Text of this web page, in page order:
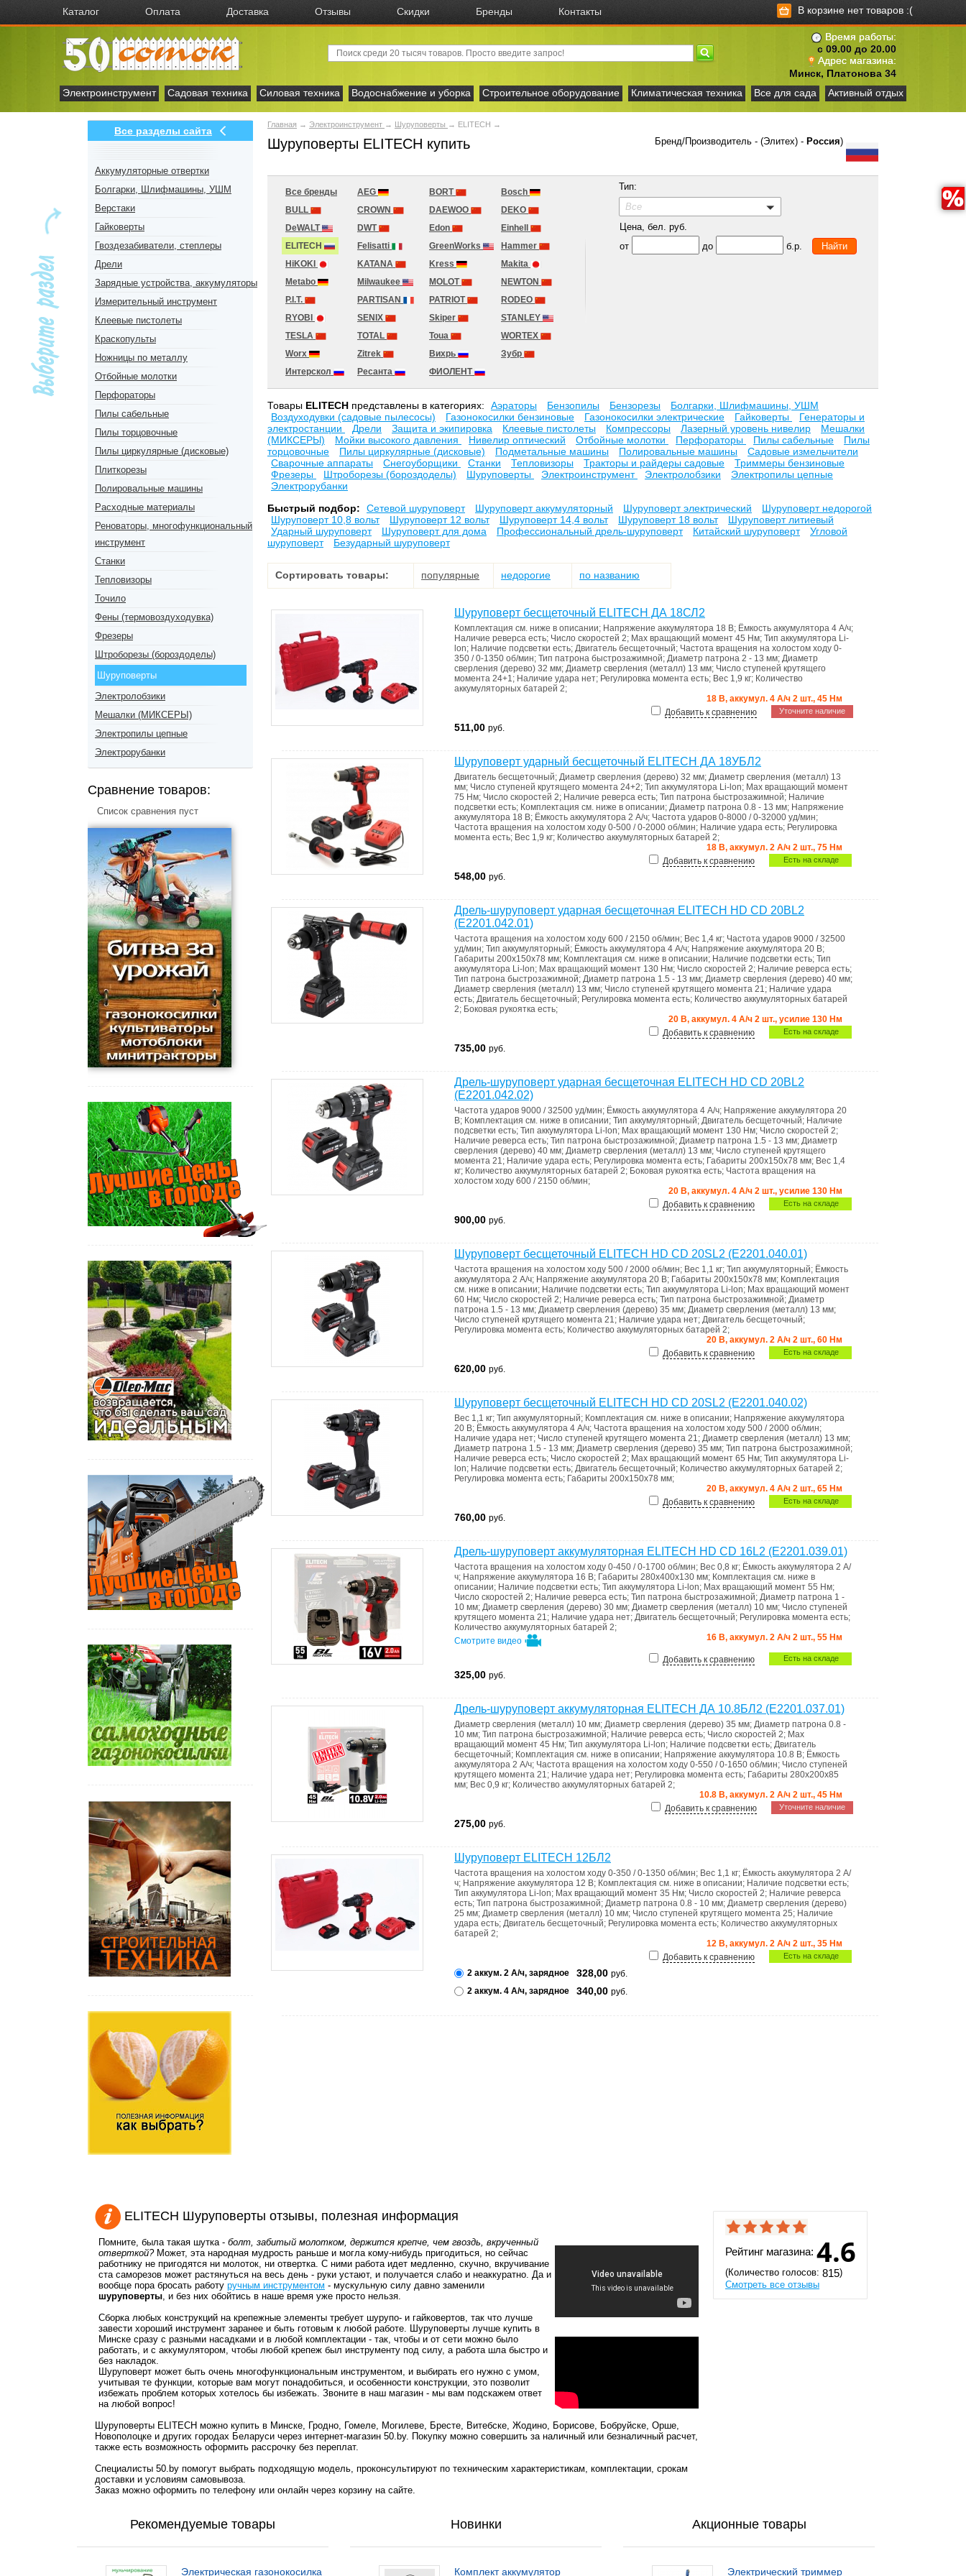
Каталог Оплата Доставка Отзывы Скидки Бренды Контакты В корзине нет товаров :(
Время работы:
с 09.00 до 20.00
Адрес магазина:
Минск, Платонова 34
Электроинструмент
Садовая техника Силовая техника Водоснабжение и уборка Строительное оборудование Климатическая техника Все для сада Активный отдых
Все разделы сайта
Аккумуляторные отвертки
Болгарки, Шлифмашины, УШМ
Верстаки
Гайковерты
Гвоздезабиватели, степлеры
Дрели
Зарядные устройства, аккумуляторы
Измерительный инструмент
Клеевые пистолеты
Краскопульты
Ножницы по металлу
Отбойные молотки
Перфораторы
Пилы сабельные
Пилы торцовочные
Пилы циркулярные (дисковые)
Плиткорезы
Полировальные машины
Расходные материалы
Реноваторы, многофункциональный
инструмент
Станки
Тепловизоры
Точило
Фены (термовоздуходувка)
Фрезеры
Штроборезы (бороздоделы)
Шуруповерты
Электролобзики
Мешалки (МИКСЕРЫ)
Электропилы цепные
Электрорубанки
Сравнение товаров:
Список сравнения пуст
Главная → Электроинструмент → Шуруповерты → ELITECH →
Шуруповерты ELITECH купить Бренд/Производитель - (Элитех) - Россия)
Все бренды AEG BORT
Bosch
BULL
CROWN DAEWOO
DEKO
DeWALT
DWT Edon
Einhell
ELITECH
Felisatti GreenWorks
Hammer
HiKOKI
KATANA Kress
Makita
Metabo
Milwaukee MOLOT
NEWTON
P.I.T.
PARTISAN PATRIOT
RODEO
RYOBI
SENIX Skiper
STANLEY
TESLA
TOTAL Toua
WORTEX
Worx
Zitrek Вихрь
Зубр
Интерскол
Ресанта ФИОЛЕНТ
Тип:
Все
Цена, бел. руб.
от
до б.р.
Товары ELITECH представлены в категориях: Аэраторы Бензопилы Бензорезы
Болгарки, Шлифмашины, УШМ
Воздуходувки (садовые пылесосы)
Газонокосилки бензиновые Газонокосилки электрические Гайковерты
Генераторы и
электростанции
Дрели Защита и экипировка Клеевые пистолеты Компрессоры Лазерный уровень нивелир
Мешалки
(МИКСЕРЫ)
Мойки высокого давления Нивелир оптический Отбойные молотки Перфораторы Пилы сабельные
Пилы
торцовочные
Пилы циркулярные (дисковые) Подметальные машины Полировальные машины
Садовые измельчители
Сварочные аппараты
Снегоуборщики Станки Тепловизоры Тракторы и райдеры садовые
Триммеры бензиновые
Фрезеры
Штроборезы (бороздоделы) Шуруповерты Электроинструмент Электролобзики
Электропилы цепные
Электрорубанки
Быстрый подбор:
Сетевой шуруповерт Шуруповерт аккумуляторный Шуруповерт электрический
Шуруповерт недорогой
Шуруповерт 10,8 вольт
Шуруповерт 12 вольт Шуруповерт 14,4 вольт Шуруповерт 18 вольт
Шуруповерт литиевый
Ударный шуруповерт
Шуруповерт для дома Профессиональный дрель-шуруповерт Китайский шуруповерт
Угловой
шуруповерт
Безударный шуруповерт
Сортировать товары: популярные недорогие по названию
Шуруповерт бесщеточный ELITECH ДА 18СЛ2
Комплектация см. ниже в описании; Напряжение аккумулятора 18 В; Ёмкость аккумулятора 4 А/ч;
Наличие реверса есть; Число скоростей 2; Max вращающий момент 45 Нм; Тип аккумулятора Li-
lon; Наличие подсветки есть; Двигатель бесщеточный; Частота вращения на холостом ходу 0-
350 / 0-1350 об/мин; Тип патрона быстрозажимной; Диаметр патрона 2 - 13 мм; Диаметр
сверления (дерево) 32 мм; Диаметр сверления (металл) 13 мм; Число ступеней крутящего
момента 24+1; Наличие удара нет; Регулировка момента есть; Вес 1,9 кг; Количество
аккумуляторных батарей 2;
18 В, аккумул. 4 А/ч 2 шт., 45 Нм
Уточните наличие
Добавить к сравнению
511,00 руб.
Шуруповерт ударный бесщеточный ELITECH ДА 18УБЛ2
Двигатель бесщеточный; Диаметр сверления (дерево) 32 мм; Диаметр сверления (металл) 13
мм; Число ступеней крутящего момента 24+2; Тип аккумулятора Li-lon; Max вращающий момент
75 Нм; Число скоростей 2; Наличие реверса есть; Тип патрона быстрозажимной; Наличие
подсветки есть; Комплектация см. ниже в описании; Диаметр патрона 0.8 - 13 мм; Напряжение
аккумулятора 18 В; Ёмкость аккумулятора 2 А/ч; Частота ударов 0-8000 / 0-32000 уд/мин;
Частота вращения на холостом ходу 0-500 / 0-2000 об/мин; Наличие удара есть; Регулировка
момента есть; Вес 1,9 кг; Количество аккумуляторных батарей 2;
18 В, аккумул. 2 А/ч 2 шт., 75 Нм
Есть на складе
Добавить к сравнению
548,00 руб.
Дрель-шуруповерт ударная бесщеточная ELITECH HD CD 20BL2
(E2201.042.01)
Частота вращения на холостом ходу 600 / 2150 об/мин; Вес 1,4 кг; Частота ударов 9000 / 32500
уд/мин; Тип аккумуляторный; Ёмкость аккумулятора 4 А/ч; Напряжение аккумулятора 20 В;
Габариты 200х150х78 мм; Комплектация см. ниже в описании; Наличие подсветки есть; Тип
аккумулятора Li-lon; Max вращающий момент 130 Нм; Число скоростей 2; Наличие реверса есть;
Тип патрона быстрозажимной; Диаметр патрона 1.5 - 13 мм; Диаметр сверления (дерево) 40 мм;
Диаметр сверления (металл) 13 мм; Число ступеней крутящего момента 21; Наличие удара
есть; Двигатель бесщеточный; Регулировка момента есть; Количество аккумуляторных батарей
2; Боковая рукоятка есть;
20 В, аккумул. 4 А/ч 2 шт., усилие 130 Нм
Есть на складе
Добавить к сравнению
735,00 руб.
Дрель-шуруповерт ударная бесщеточная ELITECH HD CD 20BL2
(E2201.042.02)
Частота ударов 9000 / 32500 уд/мин; Ёмкость аккумулятора 4 А/ч; Напряжение аккумулятора 20
В; Комплектация см. ниже в описании; Тип аккумуляторный; Двигатель бесщеточный; Наличие
подсветки есть; Тип аккумулятора Li-lon; Max вращающий момент 130 Нм; Число скоростей 2;
Наличие реверса есть; Тип патрона быстрозажимной; Диаметр патрона 1.5 - 13 мм; Диаметр
сверления (дерево) 40 мм; Диаметр сверления (металл) 13 мм; Число ступеней крутящего
момента 21; Наличие удара есть; Регулировка момента есть; Габариты 200х150х78 мм; Вес 1,4
кг; Количество аккумуляторных батарей 2; Боковая рукоятка есть; Частота вращения на
холостом ходу 600 / 2150 об/мин;
20 В, аккумул. 4 А/ч 2 шт., усилие 130 Нм
Есть на складе
Добавить к сравнению
900,00 руб.
Шуруповерт бесщеточный ELITECH HD CD 20SL2 (E2201.040.01)
Частота вращения на холостом ходу 500 / 2000 об/мин; Вес 1,1 кг; Тип аккумуляторный; Ёмкость
аккумулятора 2 А/ч; Напряжение аккумулятора 20 В; Габариты 200х150х78 мм; Комплектация
см. ниже в описании; Наличие подсветки есть; Тип аккумулятора Li-lon; Max вращающий момент
60 Нм; Число скоростей 2; Наличие реверса есть; Тип патрона быстрозажимной; Диаметр
патрона 1.5 - 13 мм; Диаметр сверления (дерево) 35 мм; Диаметр сверления (металл) 13 мм;
Число ступеней крутящего момента 21; Наличие удара нет; Двигатель бесщеточный;
Регулировка момента есть; Количество аккумуляторных батарей 2;
20 В, аккумул. 2 А/ч 2 шт., 60 Нм
Есть на складе
Добавить к сравнению
620,00 руб.
Шуруповерт бесщеточный ELITECH HD CD 20SL2 (E2201.040.02)
Вес 1,1 кг; Тип аккумуляторный; Комплектация см. ниже в описании; Напряжение аккумулятора
20 В; Ёмкость аккумулятора 4 А/ч; Частота вращения на холостом ходу 500 / 2000 об/мин;
Наличие удара нет; Число ступеней крутящего момента 21; Диаметр сверления (металл) 13 мм;
Диаметр патрона 1.5 - 13 мм; Диаметр сверления (дерево) 35 мм; Тип патрона быстрозажимной;
Наличие реверса есть; Число скоростей 2; Max вращающий момент 65 Нм; Тип аккумулятора Li-
lon; Наличие подсветки есть; Двигатель бесщеточный; Количество аккумуляторных батарей 2;
Регулировка момента есть; Габариты 200х150х78 мм;
20 В, аккумул. 4 А/ч 2 шт., 65 Нм
Есть на складе
Добавить к сравнению
760,00 руб.
Дрель-шуруповерт аккумуляторная ELITECH HD CD 16L2 (E2201.039.01)
Частота вращения на холостом ходу 0-450 / 0-1700 об/мин; Вес 0,8 кг; Ёмкость аккумулятора 2 А/
ч; Напряжение аккумулятора 16 В; Габариты 280х400х130 мм; Комплектация см. ниже в
описании; Наличие подсветки есть; Тип аккумулятора Li-lon; Max вращающий момент 55 Нм;
Число скоростей 2; Наличие реверса есть; Тип патрона быстрозажимной; Диаметр патрона 1 -
10 мм; Диаметр сверления (дерево) 30 мм; Диаметр сверления (металл) 10 мм; Число ступеней
крутящего момента 21; Наличие удара нет; Двигатель бесщеточный; Регулировка момента есть;
Количество аккумуляторных батарей 2;
16 В, аккумул. 2 А/ч 2 шт., 55 Нм
Смотрите видео
Есть на складе
Добавить к сравнению
325,00 руб.
Дрель-шуруповерт аккумуляторная ELITECH ДА 10.8БЛ2 (E2201.037.01)
Диаметр сверления (металл) 10 мм; Диаметр сверления (дерево) 35 мм; Диаметр патрона 0.8 -
10 мм; Тип патрона быстрозажимной; Наличие реверса есть; Число скоростей 2; Max
вращающий момент 45 Нм; Тип аккумулятора Li-lon; Наличие подсветки есть; Двигатель
бесщеточный; Комплектация см. ниже в описании; Напряжение аккумулятора 10.8 В; Ёмкость
аккумулятора 2 А/ч; Частота вращения на холостом ходу 0-550 / 0-1650 об/мин; Число ступеней
крутящего момента 21; Наличие удара нет; Регулировка момента есть; Габариты 280х200х85
мм; Вес 0,9 кг; Количество аккумуляторных батарей 2;
10.8 В, аккумул. 2 А/ч 2 шт., 45 Нм
Уточните наличие
Добавить к сравнению
275,00 руб.
Шуруповерт ELITECH 12БЛ2
Частота вращения на холостом ходу 0-350 / 0-1350 об/мин; Вес 1,1 кг; Ёмкость аккумулятора 2 А/
ч; Напряжение аккумулятора 12 В; Комплектация см. ниже в описании; Наличие подсветки есть;
Тип аккумулятора Li-lon; Max вращающий момент 35 Нм; Число скоростей 2; Наличие реверса
есть; Тип патрона быстрозажимной; Диаметр патрона 0.8 - 10 мм; Диаметр сверления (дерево)
25 мм; Диаметр сверления (металл) 10 мм; Число ступеней крутящего момента 25; Наличие
удара есть; Двигатель бесщеточный; Регулировка момента есть; Количество аккумуляторных
батарей 2;
12 В, аккумул. 2 А/ч 2 шт., 35 Нм
Есть на складе
Добавить к сравнению
2 аккум. 2 А/ч, зарядное
328,00 руб.
2 аккум. 4 А/ч, зарядное
340,00 руб.
ELITECH Шуруповерты отзывы, полезная информация
Помните, была такая шутка - болт, забитый молотком, держится крепче, чем гвоздь, вкрученный
отверткой?Может, эта народная мудрость раньше и могла кому-нибудь пригодиться, но сейчас
работнику не пригодятся ни молоток, ни отвертка. С ними работа идет медленно, скучно, вкручивание
ста саморезов может растянуться на весь день - руки устают, и получается слабо и неаккуратно. Да и
вообще пора бросать работу ручным инструментом - мускульную силу давно заменили
шуруповерты, и без них обойтись в наше время уже просто нельзя.
Сборка любых конструкций на крепежные элементы требует шурупо- и гайковертов, так что лучше
завести хороший инструмент заранее и быть готовым к любой работе. Шуруповерты лучше купить в
Минске сразу с разными насадками и в любой комплектации - так, чтобы и от сети можно было
работать, и с аккумулятором, чтобы любой крепеж был инструменту под силу, а работа шла быстро и
без накладок.
Шуруповерт может быть очень многофункциональным инструментом, и выбирать его нужно с умом,
учитывая те функции, которые вам могут понадобиться, и особенности конструкции, это позволит
избежать проблем которых хотелось бы избежать. Звоните в наш магазин - мы вам подскажем ответ
на любой вопрос!
Шуруповерты ELITECH можно купить в Минске, Гродно, Гомеле, Могилеве, Бресте, Витебске, Жодино, Борисове, Бобруйске, Орше,
Новополоцке и других городах Беларуси через интернет-магазин 50.by. Покупку можно совершить за наличный или безналичный расчет,
также есть возможность оформить рассрочку без переплат.
Специалисты 50.by помогут выбрать подходящую модель, проконсультируют по техническим характеристикам, комплектации, срокам
доставки и условиям самовывоза.
Заказ можно оформить по телефону или онлайн через корзину на сайте.
Рейтинг магазина: 4.6
(Количество голосов: 815)
Смотреть все отзывы
Рекомендуемые товары
Электрическая газонокосилка
Новинки
Комплект аккумулятор
Акционные товары
Электрический триммер